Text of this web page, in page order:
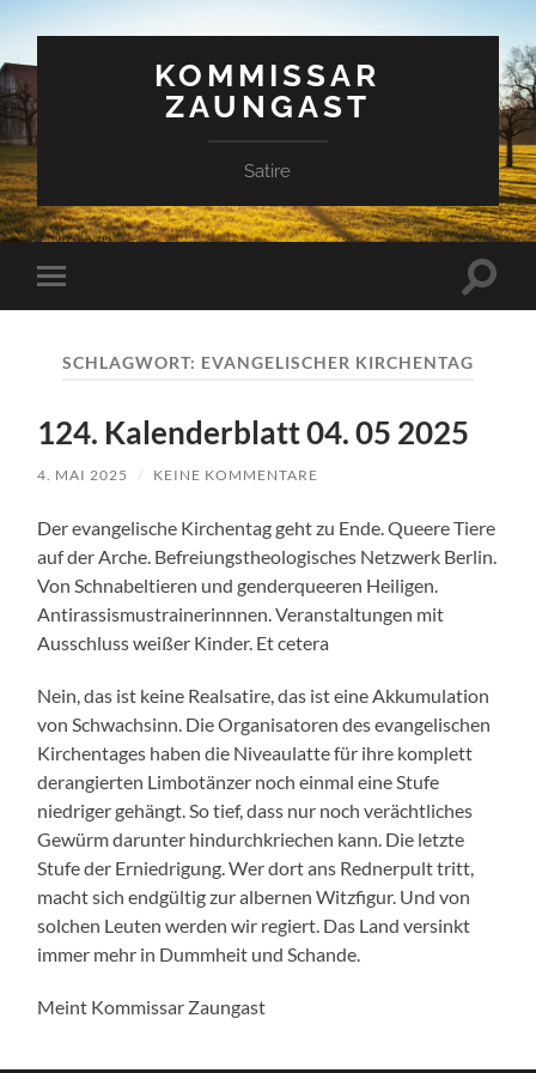
KOMMISSAR
ZAUNGAST
Satire
Mobile-
Menü
SCHLAGWORT: EVANGELISCHER KIRCHENTAG
124. Kalenderblatt 04. 05 2025
4. MAI 2025 / KEINE KOMMENTARE
Der evangelische Kirchentag geht zu Ende. Queere Tiere
auf der Arche. Befreiungstheologisches Netzwerk Berlin.
Von Schnabeltieren und genderqueeren Heiligen.
Antirassismustrainerinnnen. Veranstaltungen mit
Ausschluss weißer Kinder. Et cetera
Nein, das ist keine Realsatire, das ist eine Akkumulation
von Schwachsinn. Die Organisatoren des evangelischen
Kirchentages haben die Niveaulatte für ihre komplett
derangierten Limbotänzer noch einmal eine Stufe
niedriger gehängt. So tief, dass nur noch verächtliches
Gewürm darunter hindurchkriechen kann. Die letzte
Stufe der Erniedrigung. Wer dort ans Rednerpult tritt,
macht sich endgültig zur albernen Witzfigur. Und von
solchen Leuten werden wir regiert. Das Land versinkt
immer mehr in Dummheit und Schande.
Meint Kommissar Zaungast